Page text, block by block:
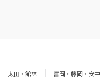
太田・館林 富岡・藤岡・安中